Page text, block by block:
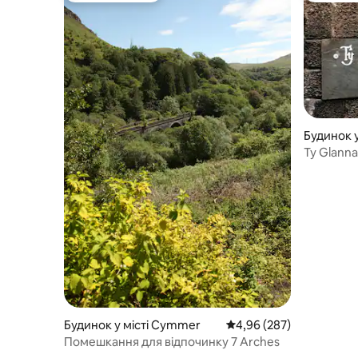
Будинок у місті Cymmer Середня оцінка: 4,96 з
4,96 (287)
Помешкання для відпочинку 7 Arches
Будинок у
Ty